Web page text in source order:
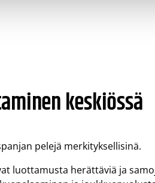
keskiössä
pelejä merkityksellisinä.
luottamusta herättäviä ja